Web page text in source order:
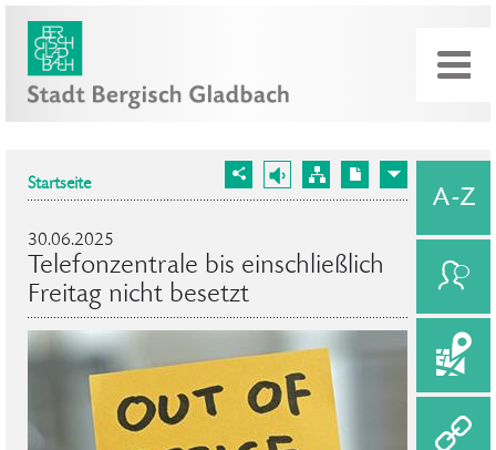
Startseite
30.06.2025
Telefonzentrale bis einschließlich
Freitag nicht besetzt